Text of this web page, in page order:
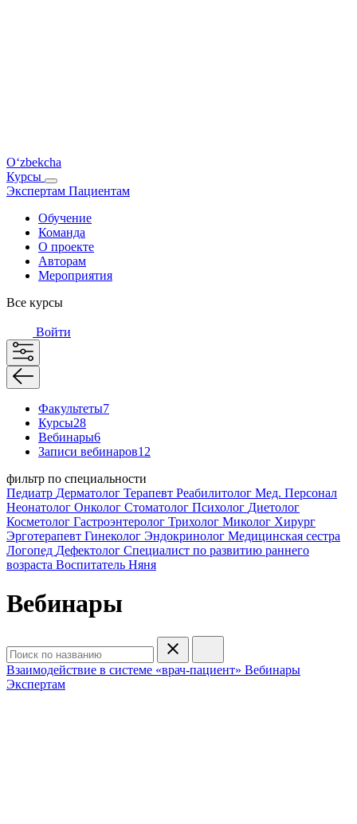
O‘zbekcha
Курсы
Экспертам Пациентам
Обучение
Команда
О проекте
Авторам
Мероприятия
Все курсы
Войти
Факультеты7
Курсы28
Вебинары6
Записи вебинаров12
фильтр по специальности
Педиатр Дерматолог Терапевт Реабилитолог Мед. Персонал
Неонатолог Онколог Стоматолог Психолог Диетолог
Косметолог Гастроэнтеролог Трихолог Миколог Хирург
Эрготерапевт Гинеколог Эндокринолог Медицинская сестра
Логопед Дефектолог Специалист по развитию раннего
возраста Воспитатель Няня
Вебинары
Взаимодействие в системе «врач-пациент» Вебинары
Экспертам